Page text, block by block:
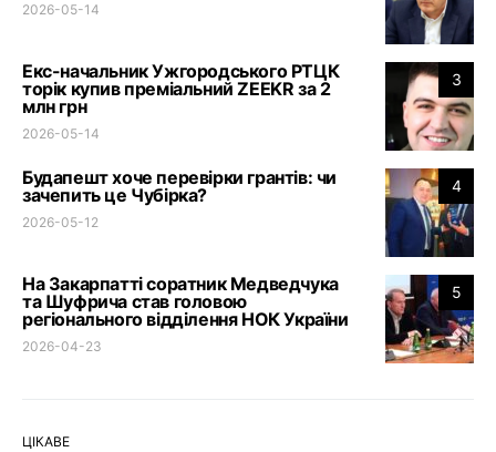
2026-05-14
3
Екс-начальник Ужгородського РТЦК
торік купив преміальний ZEEKR за 2
млн грн
2026-05-14
4
Будапешт хоче перевірки грантів: чи
зачепить це Чубірка?
2026-05-12
5
На Закарпатті соратник Медведчука
та Шуфрича став головою
регіонального відділення НОК України
2026-04-23
ЦІКАВЕ